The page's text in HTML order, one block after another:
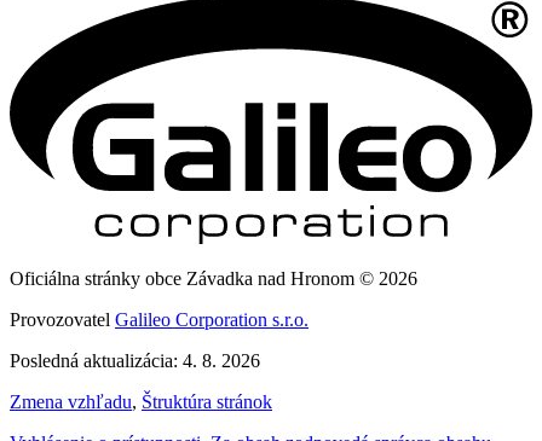
Oficiálna stránky obce Závadka nad Hronom © 2026
Provozovatel Galileo Corporation s.r.o.
Posledná aktualizácia: 4. 8. 2026
Zmena vzhľadu, Štruktúra stránok